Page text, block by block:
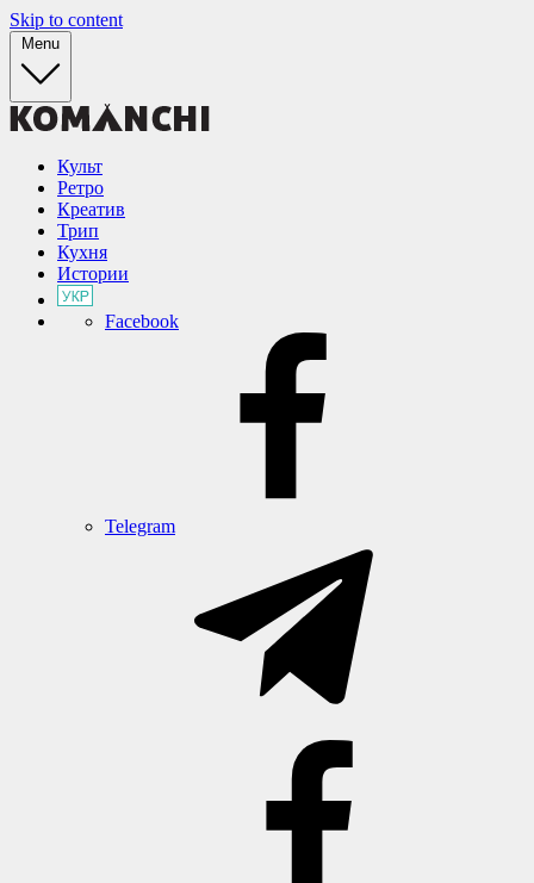
Skip to content
Menu
Культ
Ретро
Креатив
Трип
Кухня
Истории
Facebook
Telegram